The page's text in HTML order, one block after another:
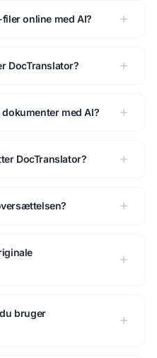
online med AI?
DocTranslator?
med AI?
DocTranslator?
bruger